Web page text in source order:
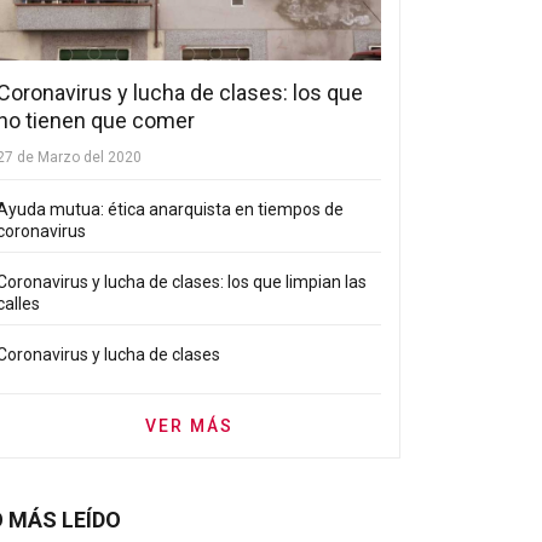
y lucha de clases: los que
tienen que comer
de Marzo del 2020
mutua: ética anarquista en tiempos de
y lucha de clases: los que limpian las
y lucha de clases
VER MÁS
MÁS LEÍDO